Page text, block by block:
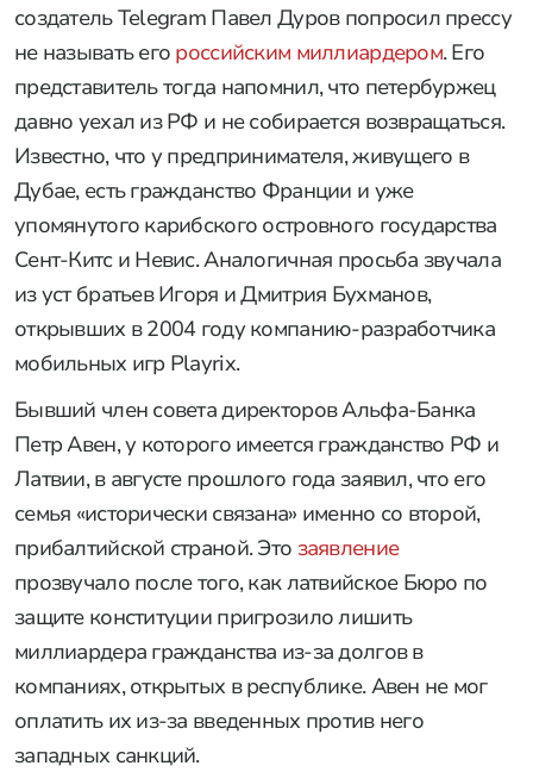
создатель Telegram Павел Дуров попросил прессу
не называть его российским миллиардером. Его
представитель тогда напомнил, что петербуржец
давно уехал из РФ и не собирается возвращаться.
Известно, что у предпринимателя, живущего в
Дубае, есть гражданство Франции и уже
упомянутого карибского островного государства
Сент-Китс и Невис. Аналогичная просьба звучала
из уст братьев Игоря и Дмитрия Бухманов,
открывших в 2004 году компанию-разработчика
мобильных игр Playrix.
Бывший член совета директоров Альфа-Банка
Петр Авен, у которого имеется гражданство РФ и
Латвии, в августе прошлого года заявил, что его
семья «исторически связана» именно со второй,
прибалтийской страной. Это заявление
прозвучало после того, как латвийское Бюро по
защите конституции пригрозило лишить
миллиардера гражданства из-за долгов в
компаниях, открытых в республике. Авен не мог
оплатить их из-за введенных против него
западных санкций.